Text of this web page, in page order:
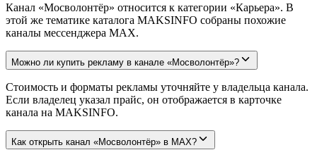
Канал «Мосволонтёр» относится к категории «Карьера». В
этой же тематике каталога MAKSINFO собраны похожие
каналы мессенджера MAX.
Можно ли купить рекламу в канале «Мосволонтёр»?
Стоимость и форматы рекламы уточняйте у владельца канала.
Если владелец указал прайс, он отображается в карточке
канала на MAKSINFO.
Как открыть канал «Мосволонтёр» в MAX?